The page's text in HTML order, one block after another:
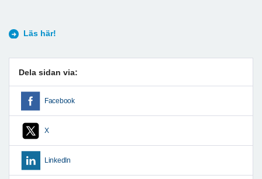
Läs här!
Dela sidan via:
Facebook
X
LinkedIn